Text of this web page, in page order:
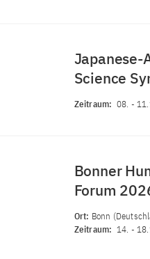
Japanese-
Science
Zeitraum: 08. -
Bonner
Forum
Ort: Bonn
Zeitraum: 14. -